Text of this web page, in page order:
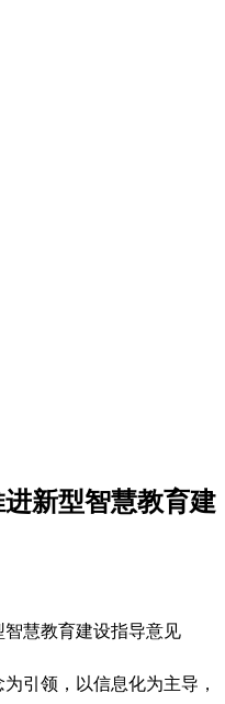
新型智慧教育建
慧教育建设指导意见
引领，以信息化为主导，